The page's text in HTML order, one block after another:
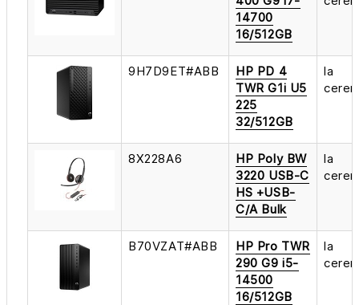
14700
16/512GB
9H7D9ET#ABB
HP PD 4
TWR G1i U5
225
32/512GB
la
8X228A6
HP Poly BW
3220 USB-C
HS +USB-
C/A Bulk
la
B70VZAT#ABB
HP Pro TWR
290 G9 i5-
14500
16/512GB
la